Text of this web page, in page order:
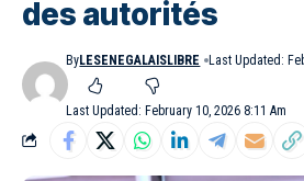
des autorités
Last Updated: February 10, 2026 8:11 Am
ByLESENEGALAISLIBRE Last Updated: